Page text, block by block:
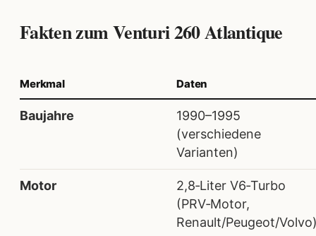
Fakten zum Venturi 260 Atlantique
Merkmal Daten
Baujahre
1990–1995
(verschiedene
Varianten)
Motor
2,8‑Liter V6‑Turbo
(PRV‑Motor,
Renault/Peugeot/